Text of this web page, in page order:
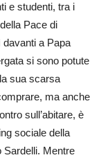
e studenti, tra i
Pace di
davanti a Papa
si sono potute
sua scarsa
ma anche
sull’abitare, è
sociale della
Sardelli. Mentre